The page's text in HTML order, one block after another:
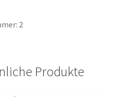
2
Produkte